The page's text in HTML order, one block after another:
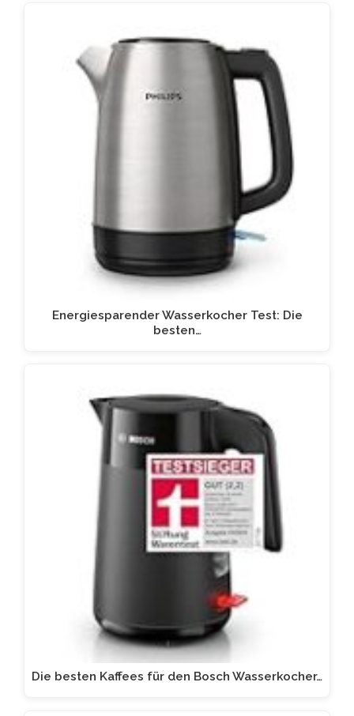
Energiesparender Wasserkocher Test: Die
besten…
Die besten Kaffees für den Bosch Wasserkocher…